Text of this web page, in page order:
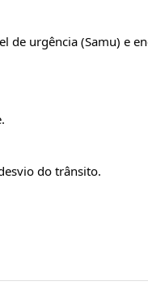
urgência (Samu) e
do trânsito.